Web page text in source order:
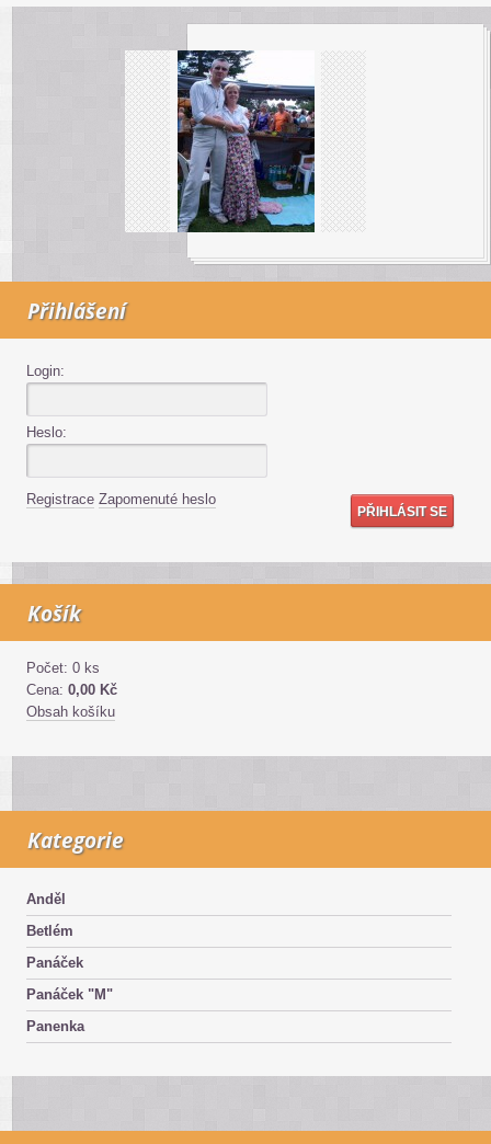
Přihlášení
Login:
Heslo:
Registrace Zapomenuté heslo
Košík
Počet: 0 ks
Cena: 0,00 Kč
Obsah košíku
Kategorie
Anděl
Betlém
Panáček
Panáček "M"
Panenka